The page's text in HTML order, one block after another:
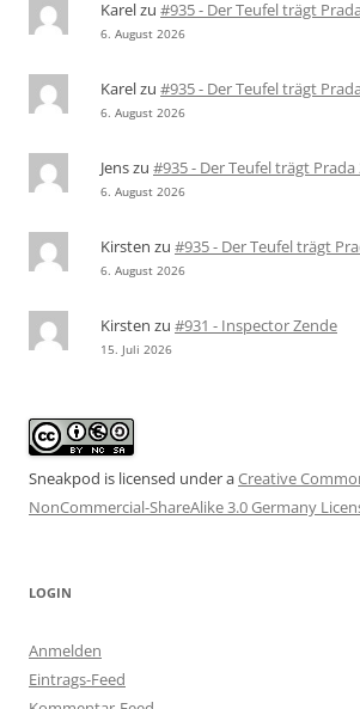
Karelzu #935 - Der Teufel trägt
6. August 2026
Karelzu #935 - Der Teufel trägt
6. August 2026
Jenszu #935 - Der Teufel trägt Prada
6. August 2026
Kirsten zu #935 - Der Teufel trägt
6. August 2026
Kirsten zu #931 - Inspector Zende
15. Juli 2026
Sneakpod is licensed under aCreative
NonCommercial-ShareAlike 3.0 Germany
LOGIN
Anmelden
Eintrags-Feed